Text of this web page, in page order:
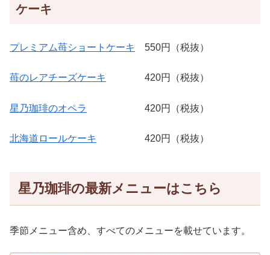
ケーキ
プレミアム苺ショートケーキ 550円（税抜）
苺のレアチーズケーキ 420円（税抜）
星乃珈琲のオペラ 420円（税抜）
北海道ロールケーキ 420円（税抜）
星乃珈琲の最新メニューはこちら
季節メニュー含め、すべてのメニューを載せています。